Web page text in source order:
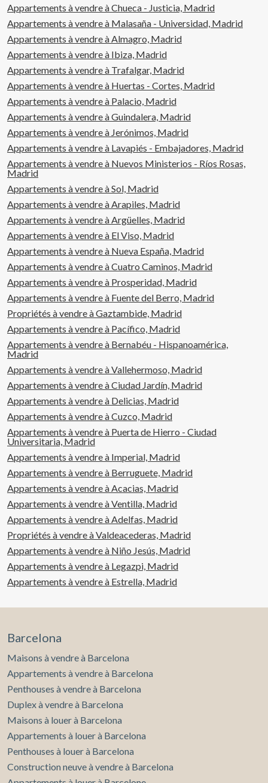
Appartements à vendre à Chueca - Justicia, Madrid
Appartements à vendre à Malasaña - Universidad, Madrid
Appartements à vendre à Almagro, Madrid
Appartements à vendre à Ibiza, Madrid
Appartements à vendre à Trafalgar, Madrid
Appartements à vendre à Huertas - Cortes, Madrid
Appartements à vendre à Palacio, Madrid
Appartements à vendre à Guindalera, Madrid
Appartements à vendre à Jerónimos, Madrid
Appartements à vendre à Lavapiés - Embajadores, Madrid
Appartements à vendre à Nuevos Ministerios - Ríos Rosas,
Madrid
Appartements à vendre à Sol, Madrid
Appartements à vendre à Arapiles, Madrid
Appartements à vendre à Argüelles, Madrid
Appartements à vendre à El Viso, Madrid
Appartements à vendre à Nueva España, Madrid
Appartements à vendre à Cuatro Caminos, Madrid
Appartements à vendre à Prosperidad, Madrid
Appartements à vendre à Fuente del Berro, Madrid
Propriétés à vendre à Gaztambide, Madrid
Appartements à vendre à Pacífico, Madrid
Appartements à vendre à Bernabéu - Hispanoamérica,
Madrid
Appartements à vendre à Vallehermoso, Madrid
Appartements à vendre à Ciudad Jardín, Madrid
Appartements à vendre à Delicias, Madrid
Appartements à vendre à Cuzco, Madrid
Appartements à vendre à Puerta de Hierro - Ciudad
Universitaria, Madrid
Appartements à vendre à Imperial, Madrid
Appartements à vendre à Berruguete, Madrid
Appartements à vendre à Acacias, Madrid
Appartements à vendre à Ventilla, Madrid
Appartements à vendre à Adelfas, Madrid
Propriétés à vendre à Valdeacederas, Madrid
Appartements à vendre à Niño Jesús, Madrid
Appartements à vendre à Legazpi, Madrid
Appartements à vendre à Estrella, Madrid
Barcelona
Maisons à vendre à Barcelona
Appartements à vendre à Barcelona
Penthouses à vendre à Barcelona
Duplex à vendre à Barcelona
Maisons à louer à Barcelona
Appartements à louer à Barcelona
Penthouses à louer à Barcelona
Construction neuve à vendre à Barcelona